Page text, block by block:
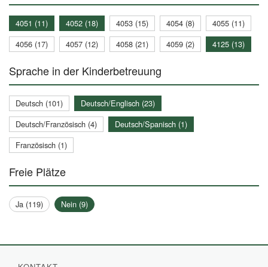
4051 (11) 4052 (18) 4053 (15) 4054 (8)
4055 (11)
4056 (17)
4057 (12) 4058 (21) 4059 (2) 4125 (13)
Sprache in der Kinderbetreuung
Deutsch (101)
Deutsch/Englisch (23)
Deutsch/Französisch (4)
Deutsch/Spanisch (1)
Französisch (1)
Freie Plätze
Ja (119) Nein (9)